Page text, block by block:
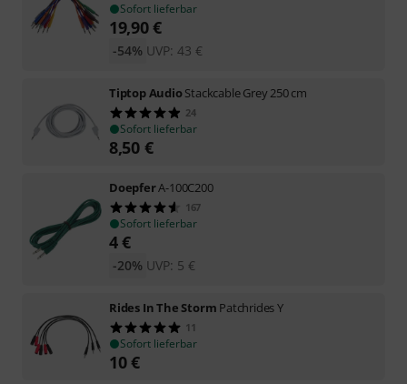
Sofort lieferbar
19,90€
UVP: 43 €
-54%
Tiptop AudioStackcable Grey 250 cm
24
Sofort lieferbar
8,50 €
DoepferA-100C200
167
Sofort lieferbar
4€
UVP: 5 €
-20%
Rides In The Storm Patchrides Y
11
Sofort lieferbar
10€